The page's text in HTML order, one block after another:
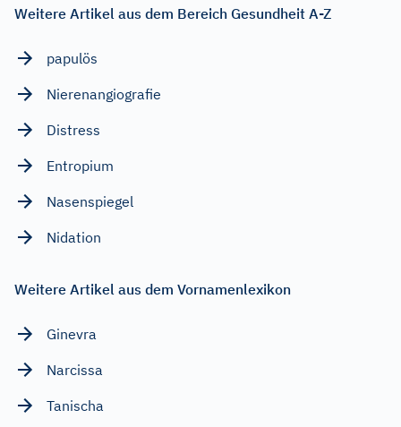
Weitere Artikel aus dem Bereich Gesundheit A-Z
papulös
Nierenangiografie
Distress
Entropium
Nasenspiegel
Nidation
Weitere Artikel aus dem Vornamenlexikon
Ginevra
Narcissa
Tanischa